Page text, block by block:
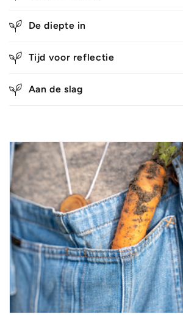
De diepte in
Tijd voor reflectie
Aan de slag